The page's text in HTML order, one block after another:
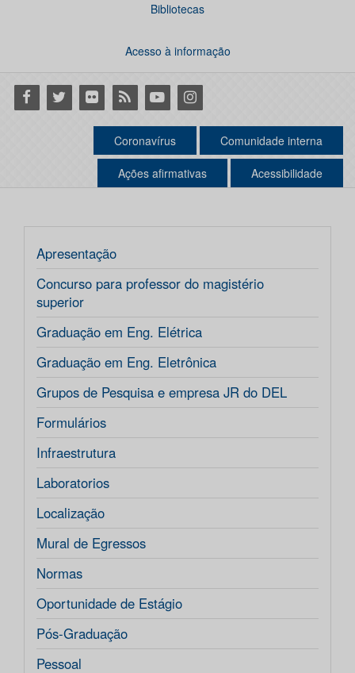
Bibliotecas
Acesso à informação
Facebook
Twitter Flickr RSS YoutubeInstagram
Coronavírus Comunidade interna
Ações afirmativas Acessibilidade
Apresentação
Concurso para professor do magistério
superior
Graduação em Eng. Elétrica
Graduação em Eng. Eletrônica
Grupos de Pesquisa e empresa JR do DEL
Formulários
Infraestrutura
Laboratorios
Localização
Mural de Egressos
Normas
Oportunidade de Estágio
Pós-Graduação
Pessoal